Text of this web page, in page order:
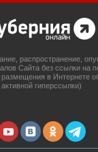
распространение,
Сайта без ссылки на
в Интернете
активной гиперссылки)